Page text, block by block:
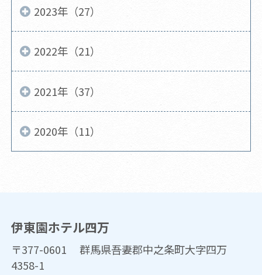
2023年（27）
2022年（21）
2021年（37）
2020年（11）
伊東園ホテル四万
〒377-0601 群馬県吾妻郡中之条町大字四万
4358-1